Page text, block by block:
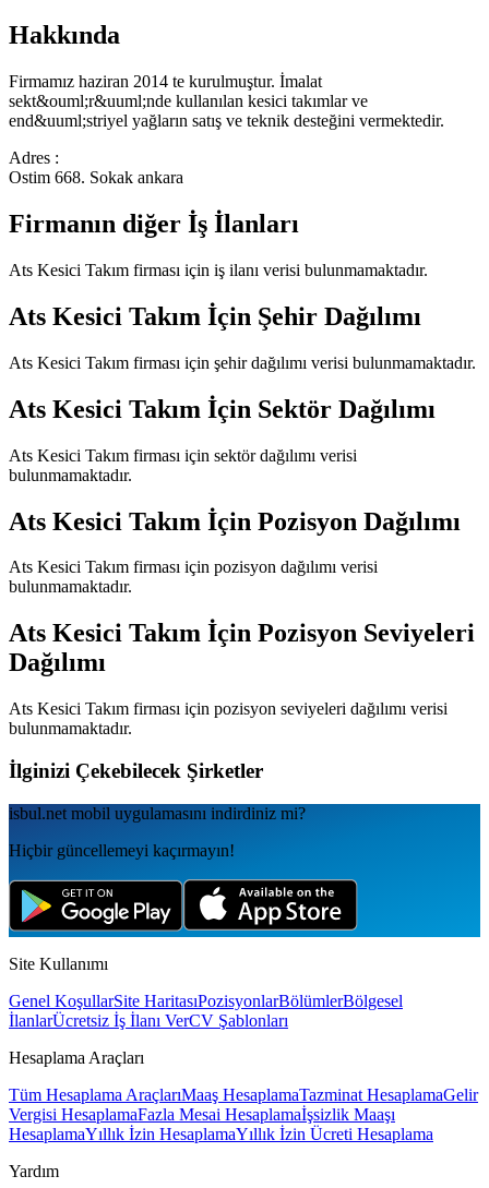
Hakkında
Firmamız haziran 2014 te kurulmuştur. İmalat
sekt&ouml;r&uuml;nde kullanılan kesici takımlar ve
end&uuml;striyel yağların satış ve teknik desteğini vermektedir.
Adres :
Ostim 668. Sokak ankara
Firmanın diğer İş İlanları
Ats Kesici Takım firması için iş ilanı verisi bulunmamaktadır.
Ats Kesici Takım İçin Şehir Dağılımı
Ats Kesici Takım firması için şehir dağılımı verisi bulunmamaktadır.
Ats Kesici Takım İçin Sektör Dağılımı
Ats Kesici Takım firması için sektör dağılımı verisi
bulunmamaktadır.
Ats Kesici Takım İçin Pozisyon Dağılımı
Ats Kesici Takım firması için pozisyon dağılımı verisi
bulunmamaktadır.
Ats Kesici Takım İçin Pozisyon Seviyeleri
Dağılımı
Ats Kesici Takım firması için pozisyon seviyeleri dağılımı verisi
bulunmamaktadır.
İlginizi Çekebilecek Şirketler
isbul.net mobil uygulamаsını indirdiniz mi?
Hiçbir güncellemeyi kaçırmayın!
Site Kullanımı
Genel KoşullarSite HaritasıPozisyonlarBölümlerBölgesel
İlanlarÜcretsiz İş İlanı VerCV Şablonları
Hesaplama Araçları
Tüm Hesaplama AraçlarıMaaş HesaplamaTazminat HesaplamaGelir
Vergisi HesaplamaFazla Mesai Hesaplamaİşsizlik Maaşı
HesaplamaYıllık İzin HesaplamaYıllık İzin Ücreti Hesaplama
Yardım